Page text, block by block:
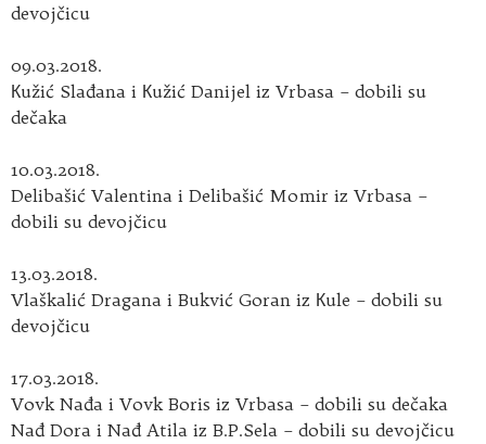
devojčicu
09.03.2018.
Кužić Slađana i Кužić Danijel iz Vrbasa – dobili su
dečaka
10.03.2018.
Delibašić Valentina i Delibašić Momir iz Vrbasa –
dobili su devojčicu
13.03.2018.
Vlaškalić Dragana i Bukvić Goran iz Кule – dobili su
devojčicu
17.03.2018.
Vovk Nađa i Vovk Boris iz Vrbasa – dobili su dečaka
Nađ Dora i Nađ Atila iz B.P.Sela – dobili su devojčicu